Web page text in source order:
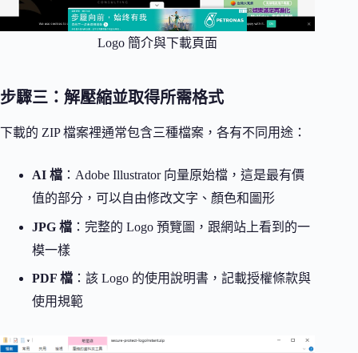
Logo 簡介與下載頁面
步驟三：解壓縮並取得所需格式
下載的 ZIP 檔案裡通常包含三種檔案，各有不同用途：
AI 檔 ：Adobe Illustrator 向量原始檔，這是最有價
值的部分，可以自由修改文字、顏色和圖形
JPG 檔 ：完整的 Logo 預覽圖，跟網站上看到的一
模一樣
PDF 檔 ：該 Logo 的使用說明書，記載授權條款與
使用規範